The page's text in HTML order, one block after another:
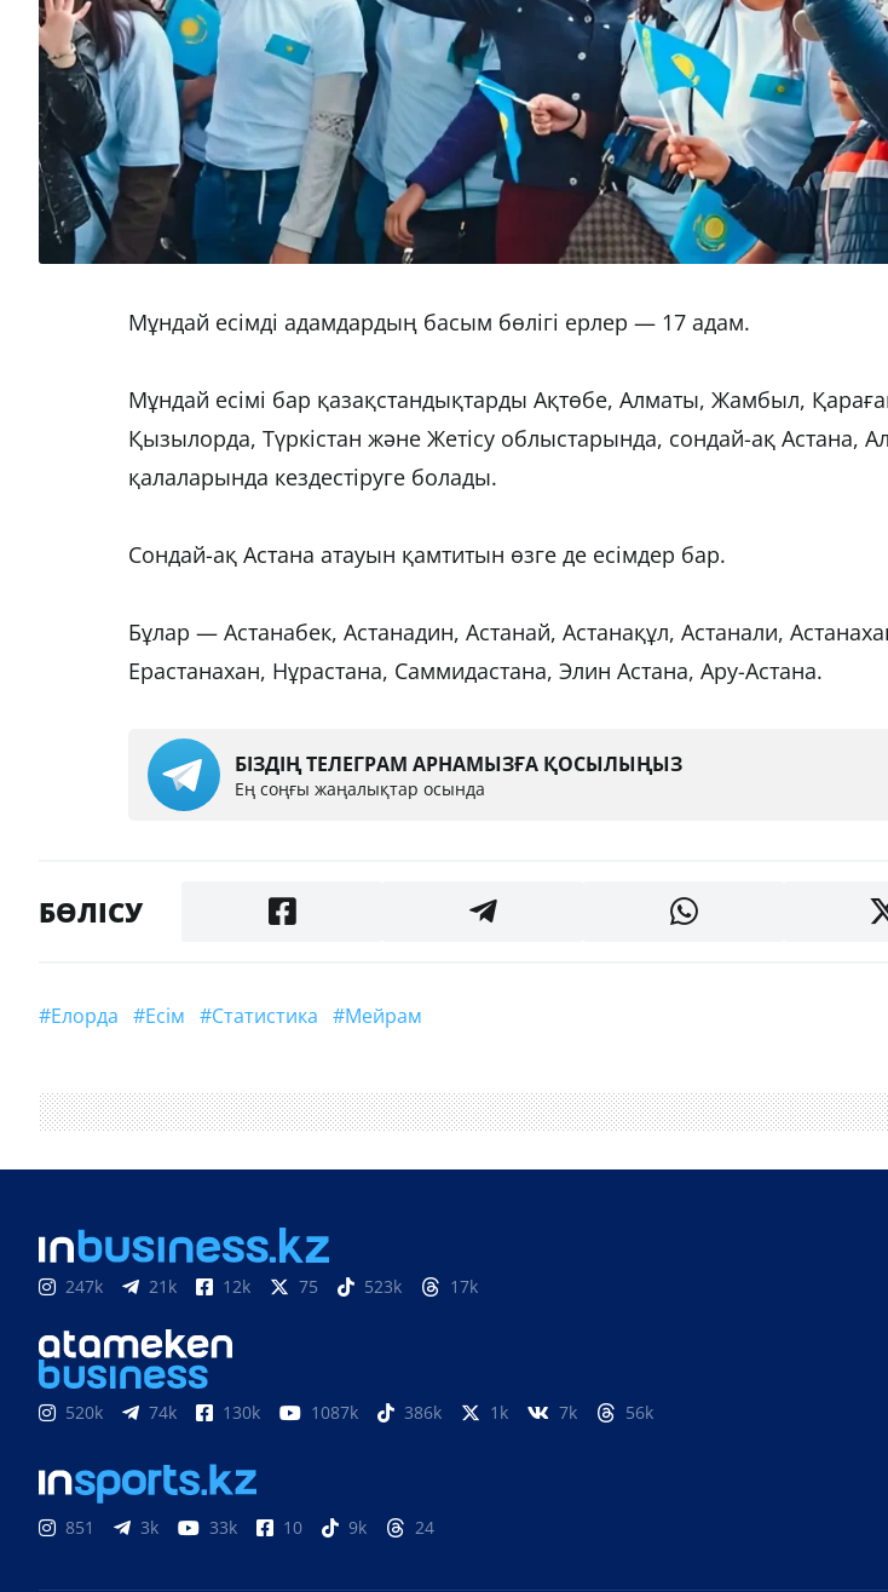
Мұндай есімді адамдардың басым бөлігі ерлер — 17 адам.
Мұндай есімі бар қазақстандықтарды Ақтөбе, Алматы, Жамбыл,
Қызылорда, Түркістан және Жетісу облыстарында, сондай-ақ Астана,
қалаларында кездестіруге болады.
Сондай-ақ Астана атауын қамтитын өзге де есімдер бар.
Бұлар — Астанабек, Астанадин, Астанай, Астанақұл, Астанали,
Ерастанахан, Нұрастана, Саммидастана, Элин Астана, Ару-Астана.
БІЗДІҢ ТЕЛЕГРАМ АРНАМЫЗҒА ҚОСЫЛЫҢЫЗ
Ең соңғы жаңалықтар осында
БӨЛІСУ
#Елорда #есім #статистика #Мейрам
247k 21k 12k 75 523k 17k
520k 74k 130k 1087k 386k 1k 7k 56k
851 3k 33k 10 9k 24